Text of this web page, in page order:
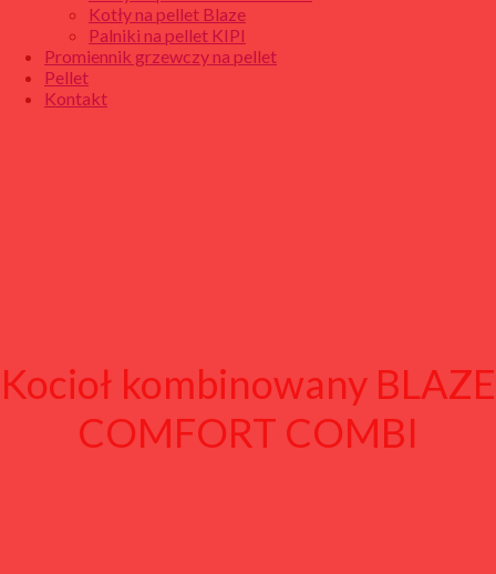
Kotły na pellet Blaze
Palniki na pellet KIPI
Promiennik grzewczy na pellet
Pellet
Kontakt
Kocioł kombinowany BLAZE
COMFORT COMBI